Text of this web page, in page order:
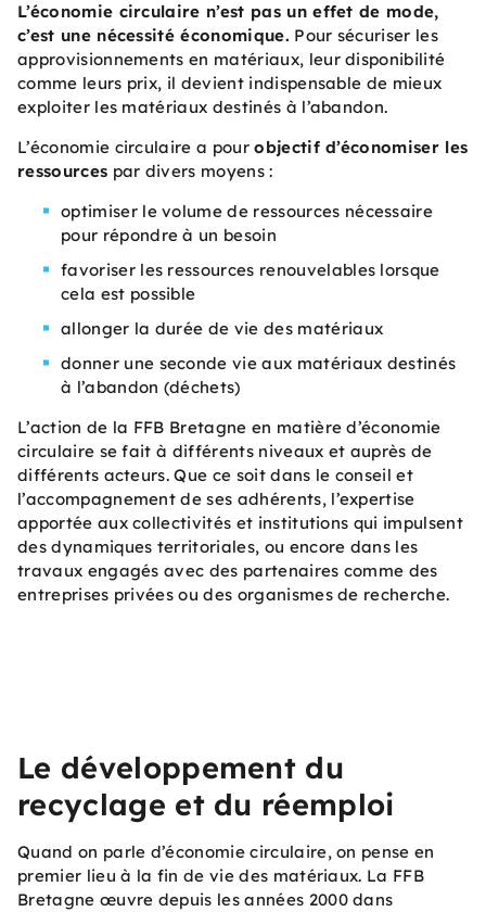
L’économie circulaire n’est pas un effet de mode,
c’est une nécessité économique. Pour sécuriser les
approvisionnements en matériaux, leur disponibilité
comme leurs prix, il devient indispensable de mieux
exploiter les matériaux destinés à l’abandon.
L’économie circulaire a pourobjectif d’économiser les
ressources par divers moyens :
optimiser le volume de ressources nécessaire
pour répondre à un besoin
favoriser les ressources renouvelables lorsque
cela est possible
allonger la durée de vie des matériaux
donner une seconde vie aux matériaux destinés
à l’abandon (déchets)
L’action de la FFB Bretagne en matière d’économie
circulaire se fait à différents niveaux et auprès de
différents acteurs. Que ce soit dans le conseil et
l’accompagnement de ses adhérents, l’expertise
apportée aux collectivités et institutions qui impulsent
des dynamiques territoriales, ou encore dans les
travaux engagés avec des partenaires comme des
entreprises privées ou des organismes de recherche.
Le développement du
recyclage et du réemploi
Quand on parle d’économie circulaire, on pense en
premier lieu à la fin de vie des matériaux. La FFB
Bretagne œuvre depuis les années 2000 dans